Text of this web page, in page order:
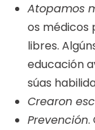
Atopamos
os médicos
libres.
educación
súas
Crearon
Prevención.